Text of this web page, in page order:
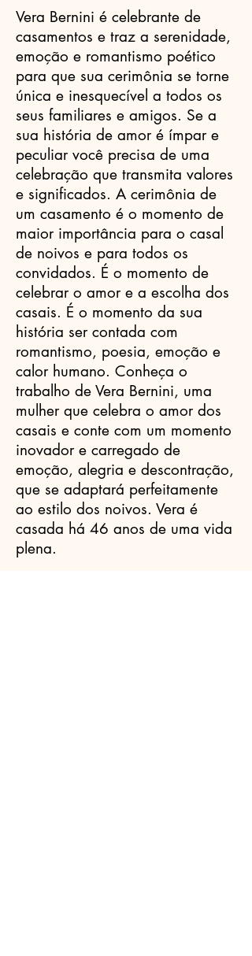
Vera Bernini é celebrante de
casamentos e traz a serenidade,
emoção e romantismo poético
para que sua cerimônia se torne
única e inesquecível a todos os
seus familiares e amigos. Se a
sua história de amor é ímpar e
peculiar você precisa de uma
celebração que transmita valores
e significados. A cerimônia de
um casamento é o momento de
maior importância para o casal
de noivos e para todos os
convidados. É o momento de
celebrar o amor e a escolha dos
casais. É o momento da sua
história ser contada com
romantismo, poesia, emoção e
calor humano. Conheça o
trabalho de Vera Bernini, uma
mulher que celebra o amor dos
casais e conte com um momento
inovador e carregado de
emoção, alegria e descontração,
que se adaptará perfeitamente
ao estilo dos noivos. Vera é
casada há 46 anos de uma vida
plena.